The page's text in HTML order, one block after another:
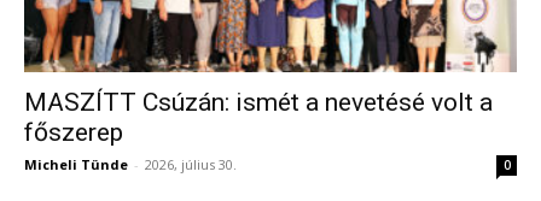
MASZÍTT Csúzán: ismét a nevetésé volt a
főszerep
Micheli Tünde - 2026, július 30. 0